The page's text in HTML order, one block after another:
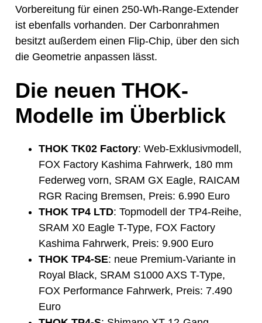
Vorbereitung für einen 250-Wh-Range-Extender
ist ebenfalls vorhanden. Der Carbonrahmen
besitzt außerdem einen Flip-Chip, über den sich
die Geometrie anpassen lässt.
Die neuen THOK-
Modelle im Überblick
THOK TK02 Factory: Web-Exklusivmodell,
FOX Factory Kashima Fahrwerk, 180 mm
Federweg vorn, SRAM GX Eagle, RAICAM
RGR Racing Bremsen, Preis: 6.990 Euro
THOK TP4 LTD: Topmodell der TP4-Reihe,
SRAM X0 Eagle T-Type, FOX Factory
Kashima Fahrwerk, Preis: 9.900 Euro
THOK TP4-SE: neue Premium-Variante in
Royal Black, SRAM S1000 AXS T-Type,
FOX Performance Fahrwerk, Preis: 7.490
Euro